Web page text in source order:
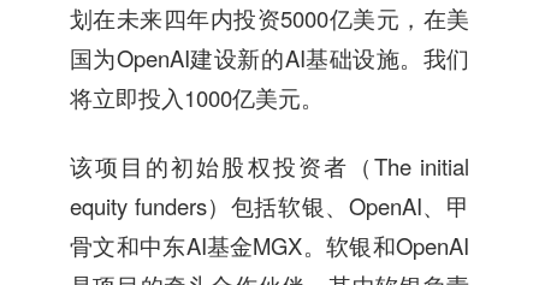
划在未来四年内投资5000亿美元，在美
国为OpenAI建设新的AI基础设施。我们
将立即投入1000亿美元。
该项目的初始股权投资者（The initial
equity funders）包括软银、OpenAI、甲
骨文和中东AI基金MGX。软银和OpenAI